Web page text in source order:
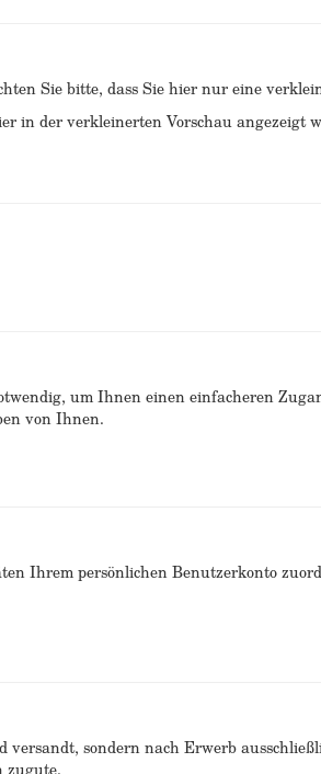
Sie bitte, dass Sie hier nur eine
in der verkleinerten Vorschau angezeigt
um Ihnen einen einfacheren
von Ihnen.
Ihrem persönlichen Benutzerkonto
sondern nach Erwerb
zugute.